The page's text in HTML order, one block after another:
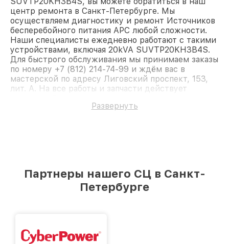
центр ремонта в Санкт-Петербурге. Мы
осуществляем диагностику и ремонт Источников
бесперебойного питания APC любой сложности.
Наши специалисты ежедневно работают с такими
устройствами, включая 20kVA SUVTP20KH3B4S.
Для быстрого обслуживания мы принимаем заказы
по номеру +7 (812) 214-74-99 и ждём вас в
мастерской по адресу Лиговский проспект, 153,
лит. А. На все работы и запчасти действует
Развернуть
Партнеры нашего СЦ в Санкт-
Петербурге